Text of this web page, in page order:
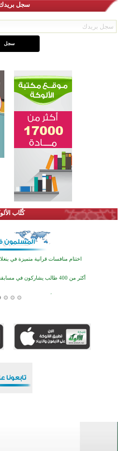
سجل
كُتَّاب
اختتام الدورة التاسعة لمسابقة حفظ
تيسليتش تختتم برنامجا تعليميا لتعزيز
اختتام منافسات قرآنية متميزة في بنغلاديش
أكثر من 400 طالب يشاركون في مسابقة المعلومات الإسلامية بأستراليا
افتتاح تاريخي لأول مسجد في بلييفليا
منطقة ريبوفسي تحتفل بميلاد مسجد
القرآن والتربية في صدارة البرامج الصيفية